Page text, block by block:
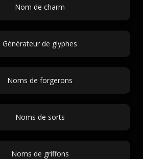
Nom de charm
Générateur de glyphes
Noms de forgerons
Noms de sorts
Noms de griffons